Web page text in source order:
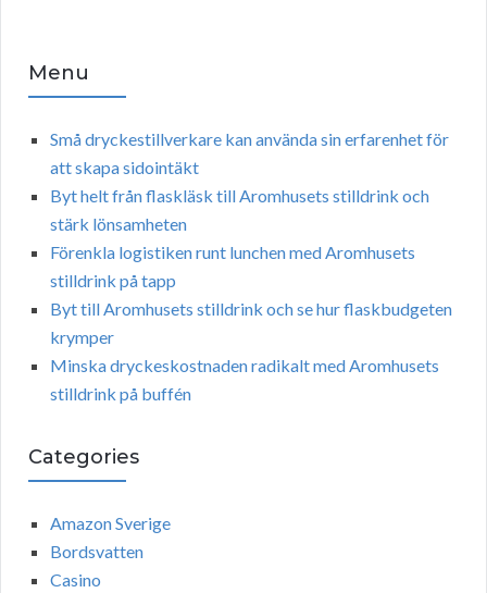
Menu
Små dryckestillverkare kan använda sin erfarenhet för
att skapa sidointäkt
Byt helt från flaskläsk till Aromhusets stilldrink och
stärk lönsamheten
Förenkla logistiken runt lunchen med Aromhusets
stilldrink på tapp
Byt till Aromhusets stilldrink och se hur flaskbudgeten
krymper
Minska dryckeskostnaden radikalt med Aromhusets
stilldrink på buffén
Categories
Amazon Sverige
Bordsvatten
Casino